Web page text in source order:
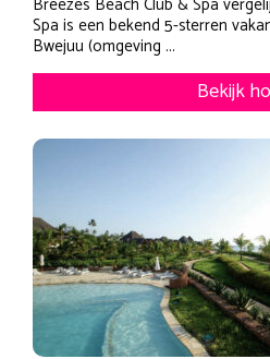
Spa is een bekend 5-sterren
Bwejuu (omgeving ...
Bekijk